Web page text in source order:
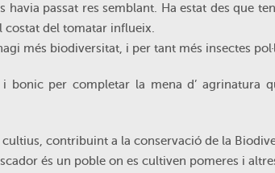
havia passat res semblant. Ha estat des que
costat del tomatar influeix.
més biodiversitat, i per tant més insectes
bonic per completar la mena d’ agrinatura
contribuint a la conservació de la
és un poble on es cultiven pomeres i